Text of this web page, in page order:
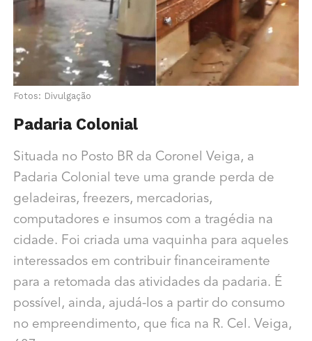
Fotos: Divulgação
Padaria Colonial
Situada no Posto BR da Coronel Veiga, a
Padaria Colonial teve uma grande perda de
geladeiras, freezers, mercadorias,
computadores e insumos com a tragédia na
cidade. Foi criada uma vaquinha para aqueles
interessados em contribuir financeiramente
para a retomada das atividades da padaria. É
possível, ainda, ajudá-los a partir do consumo
no empreendimento, que fica na R. Cel. Veiga,